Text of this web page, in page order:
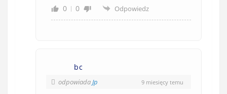
0
0 Odpowiedz
bc
odpowiadaJp 9 miesięcy temu